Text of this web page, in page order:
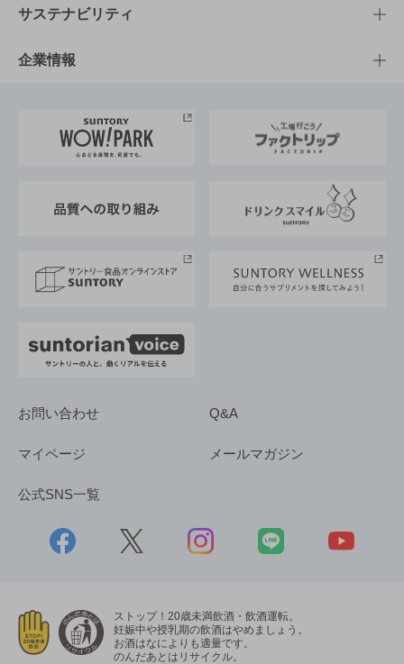
商品発売情報
栄養成分一覧
キャンペーン
工場見学
地域情報
文化・スポーツTOP
サントリーホール
サントリーサンバーズ大阪
サステナビリティ
サステナビリティTOP
サントリーが考えるサステナビリティ経営
企業情報
企業概要
採用情報
お問い合わせ Q&A
マイページ メールマガジン
公式SNS一覧
ストップ！20歳未満飲酒・飲酒運転。
妊娠中や授乳期の飲酒はやめましょう。
お酒はなによりも適量です。
のんだあとはリサイクル。